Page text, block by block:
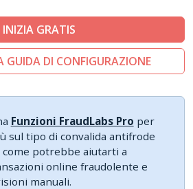
INIZIA GRATIS
GUIDA DI CONFIGURAZIONE
Funzioni FraudLabs Pro per
sul tipo di convalida antifrode
come potrebbe aiutarti a
online fraudolente e
manuali.